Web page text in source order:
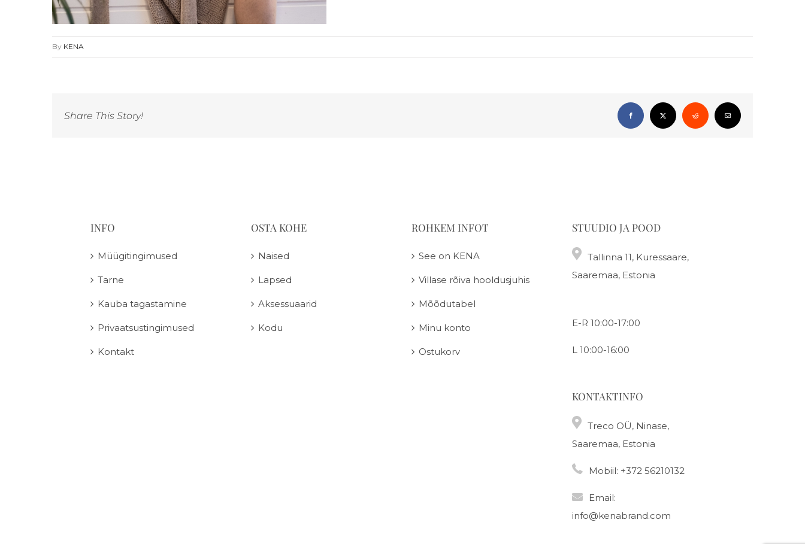
By KENA
Share This Story! Facebook
X RedditEmail
INFO
Müügitingimused
Tarne
Kauba tagastamine
Privaatsustingimused
Kontakt
OSTA KOHE
Naised
Lapsed
Aksessuaarid
Kodu
ROHKEM INFOT
See on KENA
Villase rõiva hooldusjuhis
Mõõdutabel
Minu konto
Ostukorv
STUUDIO JA POOD
Tallinna 11, Kuressaare,
Saaremaa, Estonia
E-R 10:00-17:00
L 10:00-16:00
KONTAKTINFO
Treco OÜ, Ninase,
Saaremaa, Estonia
Mobiil: +372 56210132
Email:
info@kenabrand.com